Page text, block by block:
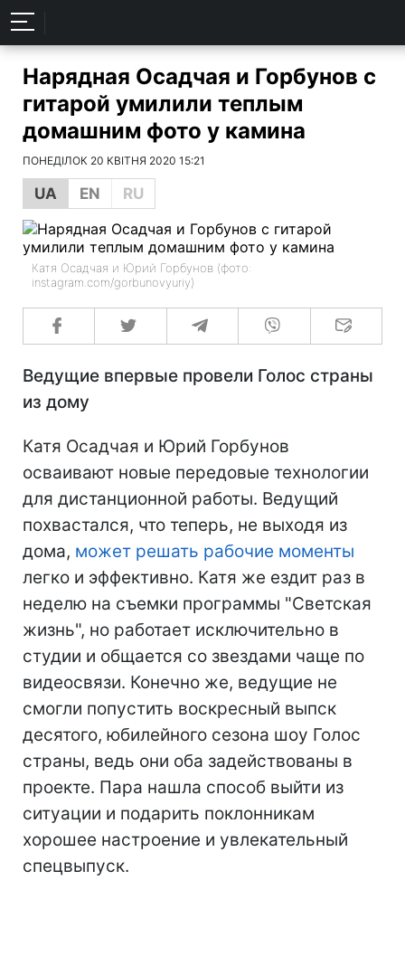
Нарядная Осадчая и Горбунов с
гитарой умилили теплым
домашним фото у камина
ПОНЕДІЛОК 20 КВІТНЯ 2020 15:21
UA EN RU
Катя Осадчая и Юрий Горбунов (фото:
instagram.com/gorbunovyuriy)
Ведущие впервые провели Голос страны
из дому
Катя Осадчая и Юрий Горбунов
осваивают новые передовые технологии
для дистанционной работы. Ведущий
похвастался, что теперь, не выходя из
дома, может решать рабочие моменты
легко и эффективно. Катя же ездит раз в
неделю на съемки программы "Светская
жизнь", но работает исключительно в
студии и общается со звездами чаще по
видеосвязи. Конечно же, ведущие не
смогли попустить воскресный выпск
десятого, юбилейного сезона шоу Голос
страны, ведь они оба задействованы в
проекте. Пара нашла способ выйти из
ситуации и подарить поклонникам
хорошее настроение и увлекательный
спецвыпуск.